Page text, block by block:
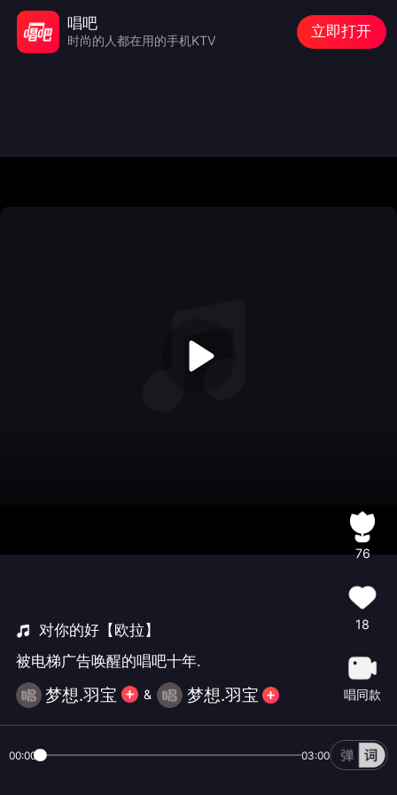
对你的好【欧拉】
被电梯广告唤醒的唱吧十年.
梦想.羽宝 & 梦想.羽宝
76
18
唱同款
00:00 03:00
唱吧
时尚的人都在用的手机KTV
立即打开